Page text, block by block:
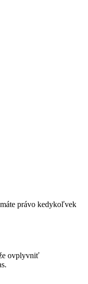
právo kedykoľvek
ovplyvniť